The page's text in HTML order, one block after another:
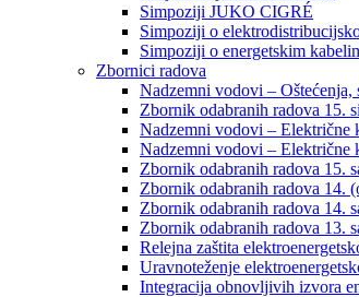
Simpoziji JUKO CIGRÉ
Simpoziji o
Simpoziji o energetskim
Zbornici radova
Nadzemni vodovi – Oštećenja,
Zbornik odabranih radova 15.
Nadzemni vodovi – Električne
Nadzemni vodovi – Električne
Zbornik odabranih radova 15.
Zbornik odabranih radova 14.
Zbornik odabranih radova 14.
Zbornik odabranih radova 13.
Relejna zaštita
Uravnoteženje
Integracija obnovljivih izvora